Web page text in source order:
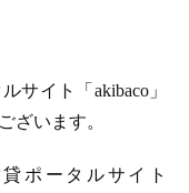
サイト「akibaco」
ざいます。
ポータルサイト